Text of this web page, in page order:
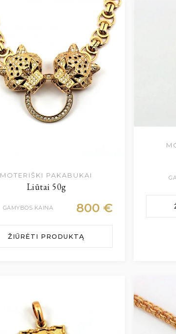
MOTERIŠKI PAKABUKAI
Liūtai 50g
GAMYBOS KAINA 800 €
ŽIŪRĖTI PRODUKTĄ